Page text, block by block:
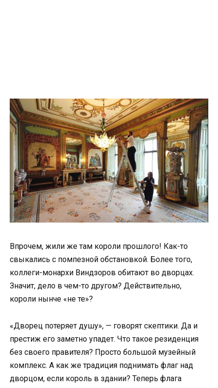
Впрочем, жили же там короли прошлого! Как-то
свыкались с помпезной обстановкой. Более того,
коллеги-монархи Виндзоров обитают во дворцах.
Значит, дело в чем-то другом? Действительно,
короли нынче «не те»?
«Дворец потеряет душу», — говорят скептики. Да и
престиж его заметно упадет. Что такое резиденция
без своего правителя? Просто большой музейный
комплекс. А как же традиция поднимать флаг над
дворцом, если король в здании? Теперь флага